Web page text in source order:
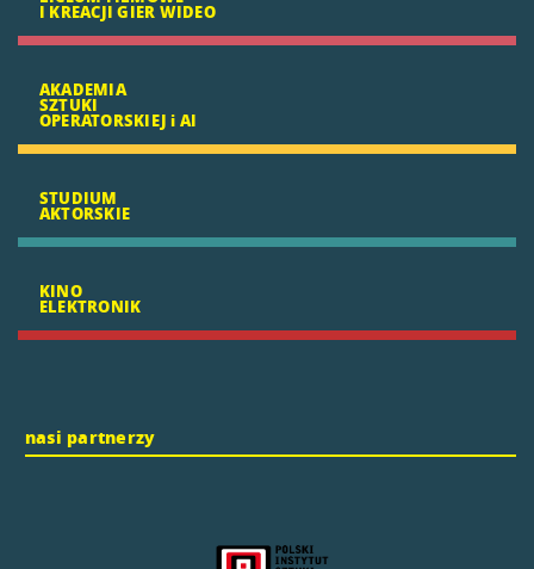
I KREACJI GIER WIDEO
AKADEMIA
SZTUKI
OPERATORSKIEJ i AI
STUDIUM
AKTORSKIE
KINO
ELEKTRONIK
nasi partnerzy